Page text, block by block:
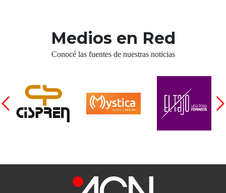
Medios en Red
Conocé las fuentes de nuestras noticias